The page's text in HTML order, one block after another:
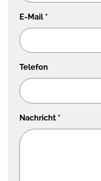
E-Mail *
Telefon
Nachricht *